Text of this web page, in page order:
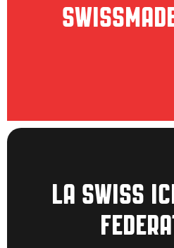
Respect
Club Management
LA SWISS